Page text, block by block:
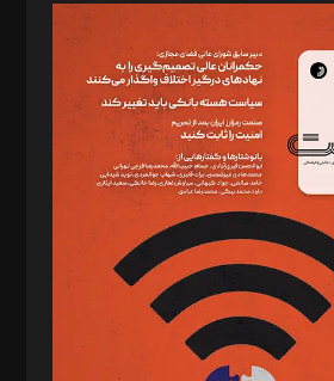
رجبی
ایپکچی
نقاش
برهمند، یسنا امان‌پور، سروش کرمیان،
رجبی، زهرا فکرانه، فائزه فتحی